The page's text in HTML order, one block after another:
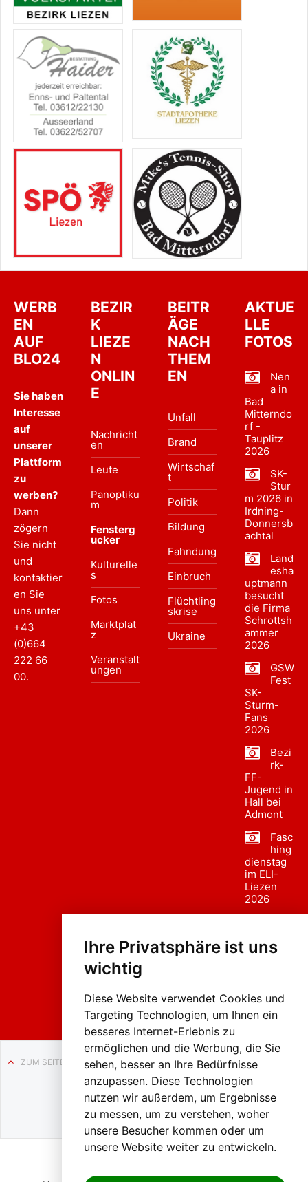
Ihre Privatsphäre ist uns
wichtig
Diese Website verwendet Cookies und
Targeting Technologien, um Ihnen ein
besseres Internet-Erlebnis zu
ermöglichen und die Werbung, die Sie
sehen, besser an Ihre Bedürfnisse
anzupassen. Diese Technologien
nutzen wir außerdem, um Ergebnisse
zu messen, um zu verstehen, woher
unsere Besucher kommen oder um
unsere Website weiter zu entwickeln.
WERB
EN
AUF
BLO24
Sie haben
Interesse
auf
unserer
Plattform
zu
werben?
Dann
zögern
Sie nicht
und
kontaktier
en Sie
uns unter
+43
(0)664
222 66
00.
BEZIR
K
LIEZE
N
ONLIN
E
Nachricht
en
Leute
Panoptiku
m
Fensterg
ucker
Kulturelle
s
Fotos
Marktplat
z
Veranstalt
ungen
BEITR
ÄGE
NACH
THEM
EN
Unfall
Brand
Wirtschaf
t
Politik
Bildung
Fahndung
Einbruch
Flüchtling
skrise
Ukraine
AKTUE
LLE
FOTOS
Nen
a in
Bad
Mitterndo
rf -
Tauplitz
2026
SK-
Stur
m 2026 in
Irdning-
Donnersb
achtal
Land
esha
uptmann
besucht
die Firma
Schrottsh
ammer
2026
GSW
Fest
SK-
Sturm-
Fans
2026
Bezi
rk-
FF-
Jugend in
Hall bei
Admont
Fasc
hing
dienstag
im ELI-
Liezen
2026
sumzug
Liezen
ZUM SEITENANFANG
Auf BLO24.at werben?
+43 (0)664 2226600